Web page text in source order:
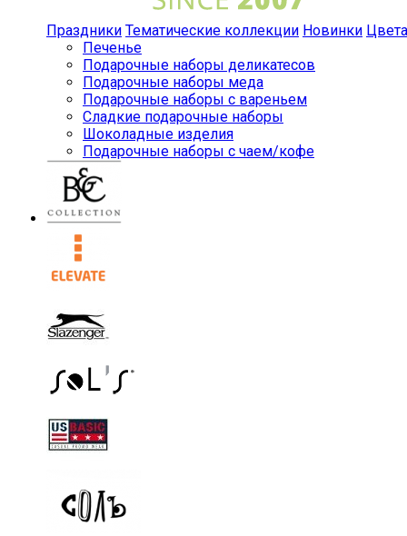
Праздники Тематические коллекции Новинки Цвета
Печенье
Подарочные наборы деликатесов
Подарочные наборы меда
Подарочные наборы с вареньем
Сладкие подарочные наборы
Шоколадные изделия
Подарочные наборы с чаем/кофе